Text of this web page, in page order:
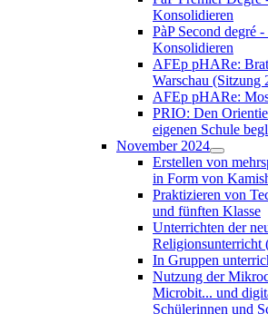
Konsolidieren
PàP Second degré
Konsolidieren
AFEp pHARe:
Warschau (Sitzung
AFEp pHARe:
PRIO: Den
eigenen Schule
November 2024
Erstellen von
in Form von
Praktizieren von
und fünften Klasse
Unterrichten der
Religionsunterricht
In Gruppen
Nutzung der
Microbit... und
Schülerinnen und